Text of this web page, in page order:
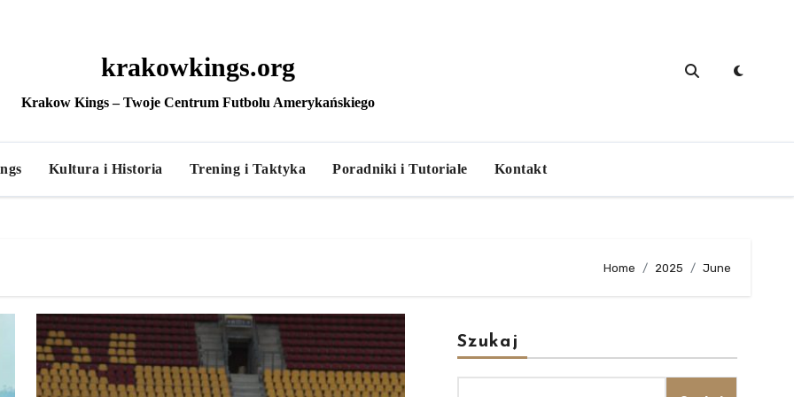
krakowkings.org
Krakow Kings – Twoje Centrum Futbolu Amerykańskiego
Kultura i Historia Trening i Taktyka Poradniki i Tutoriale Kontakt
Home 2025 June
Szukaj